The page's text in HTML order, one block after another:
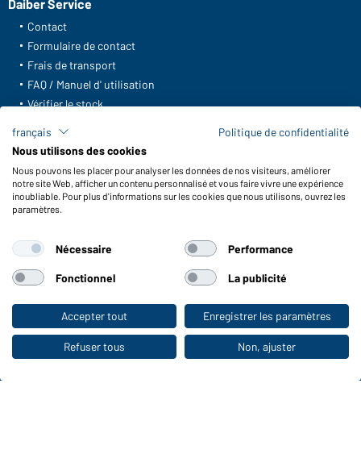
Vers la boutique pour particuliers
Daiber Service
Contact
Formulaire de contact
Frais de transport
FAQ / Manuel d' utilisation
Vérifier le stock
Fonctions et entretien
Caractéristiques du produit
Conseils d'entretien
Tailles
WORKWEAR COLLECTION
Le choix idéal pour les professionnels :
découvrir la collection !
français
Politique de confidentialité
Nous utilisons des cookies
Nous pouvons les placer pour analyser les données de nos visiteurs, améliorer
notre site Web, afficher un contenu personnalisé et vous faire vivre une expérience
inoubliable. Pour plus d'informations sur les cookies que nous utilisons, ouvrez les
paramètres.
Nécessaire Performance
Fonctionnel La publicité
Accepter tout Enregistrer les paramètres
Refuser tous Non, ajuster